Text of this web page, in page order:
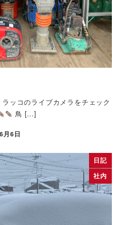
ラッコのライブカメラをチェック
鳥 […]
月6日
日記
社内